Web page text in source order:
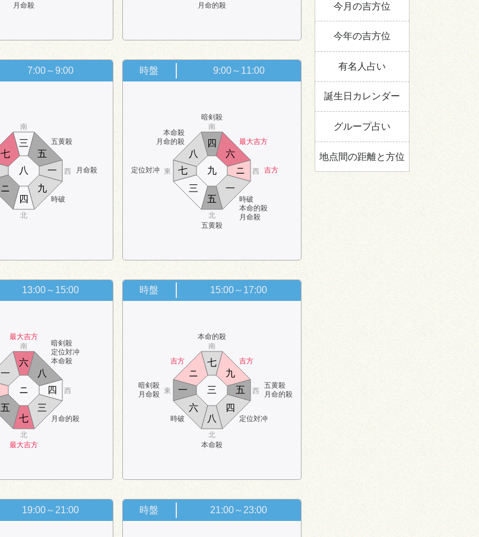
月命殺 月命的殺
7:00～9:00
五黄殺
月命殺
時破
南
北
西
四
五
七
八
九
一
ニ
三
時盤 9:00～11:00
本命殺
月命的殺
暗剣殺
最大吉方
定位対冲 吉方
五黄殺
時破
本命的殺
月命殺
南
北
東 西
五
六
七
八
九
一
ニ
三
四
13:00～15:00
最大吉方
暗剣殺
定位対冲
本命殺
最大吉方
月命的殺
南
北
西
七
八
一
ニ
三
四
五
六
時盤 15:00～17:00
吉方
本命的殺
吉方
暗剣殺
月命殺
五黄殺
月命的殺
時破
本命殺
定位対冲
南
北
東 西
八
九
一
ニ
三
四
五
六
七
19:00～21:00 時盤 21:00～23:00
今月の吉方位
今年の吉方位
有名人占い
誕生日カレンダー
グループ占い
地点間の距離と方位